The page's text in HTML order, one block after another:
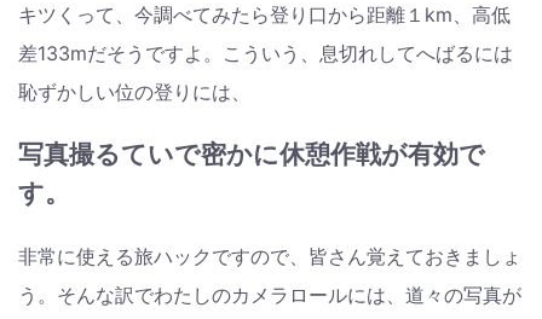
キツくって、今調べてみたら登り口から距離１km、高低
差133mだそうですよ。こういう、息切れしてへばるには
恥ずかしい位の登りには、
写真撮るていで密かに休憩作戦が有効で
す。
非常に使える旅ハックですので、皆さん覚えておきましょ
う。そんな訳でわたしのカメラロールには、道々の写真が